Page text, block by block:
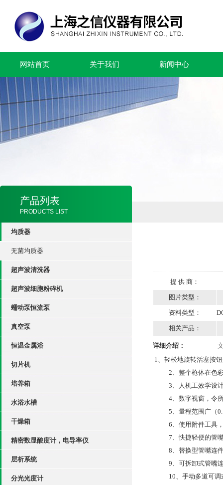
网站首页 关于我们 新闻中心
产品列表
PRODUCTS LIST
均质器
无菌均质器
超声波清洗器
超声波细胞粉碎机
蠕动泵恒流泵
真空泵
恒温金属浴
切片机
培养箱
水浴水槽
干燥箱
精密数显酸度计，电导率仪
层析系统
分光光度计
提 供 商：
图片类型：
资料类型：
相关产品：
详细介绍：
1、轻松地旋转活塞按
2、整个枪体在色
3、人机工效学设
4、数字视窗，令
5、量程范围广（
6、使用附件工具
7、快捷轻便的管
8、替换型管嘴连
9、可拆卸式管嘴
10、手动多道可